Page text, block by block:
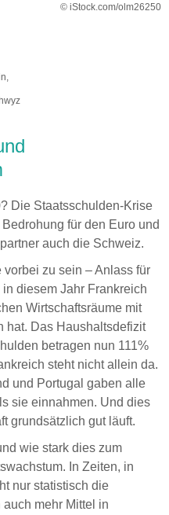
© iStock.com/olm26250
Die Staatsschulden-Krise
für den Euro und
auch die Schweiz.
zu sein – Anlass für
diesem Jahr Frankreich
Wirtschaftsräume mit
hat. Das Haushaltsdefizit
betragen nun 111%
steht nicht allein da.
und Portugal gaben alle
sie einnahmen. Und dies
grundsätzlich gut läuft.
wie stark dies zum
In Zeiten, in
nur statistisch die
mehr Mittel in